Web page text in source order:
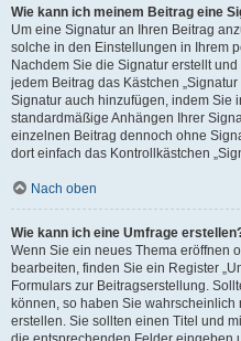
Wie kann ich meinem Beitrag eine
Um eine Signatur an Ihren Beitrag
solche in den Einstellungen in Ihrem
Nachdem Sie die Signatur erstellt
jedem Beitrag das Kästchen
Signatur auch hinzufügen, indem Sie
standardmäßige Anhängen Ihrer
einzelnen Beitrag dennoch ohne
dort einfach das Kontrollkästchen
Nach oben
Wie kann ich eine Umfrage
Wenn Sie ein neues Thema eröffnen
bearbeiten, finden Sie ein Register
Formulars zur Beitragserstellung.
können, so haben Sie
erstellen. Sie sollten einen Titel und